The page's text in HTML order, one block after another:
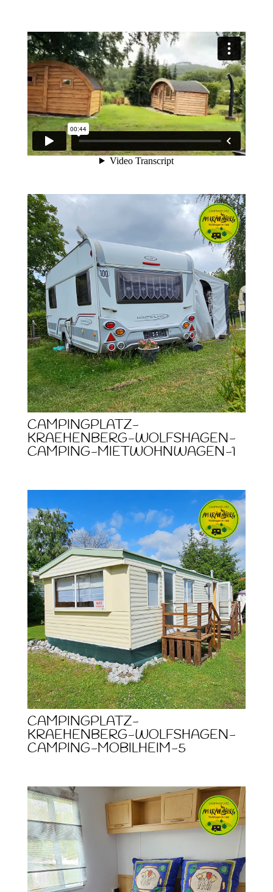
CAMPINGPLATZ-
KRAEHENBERG-WOLFSHAGEN-
CAMPING-MIETWOHNWAGEN-1
CAMPINGPLATZ-
KRAEHENBERG-WOLFSHAGEN-
CAMPING-MOBILHEIM-5